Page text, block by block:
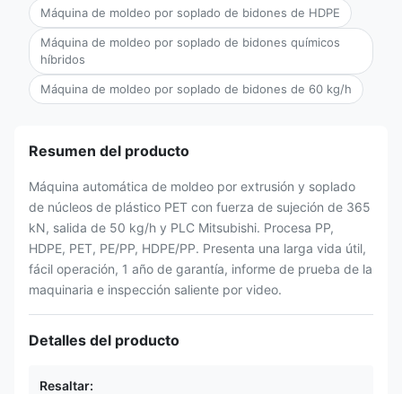
Máquina de moldeo por soplado de bidones de HDPE
Máquina de moldeo por soplado de bidones químicos
híbridos
Máquina de moldeo por soplado de bidones de 60 kg/h
Resumen del producto
Máquina automática de moldeo por extrusión y soplado
de núcleos de plástico PET con fuerza de sujeción de 365
kN, salida de 50 kg/h y PLC Mitsubishi. Procesa PP,
HDPE, PET, PE/PP, HDPE/PP. Presenta una larga vida útil,
fácil operación, 1 año de garantía, informe de prueba de la
maquinaria e inspección saliente por video.
Detalles del producto
Resaltar: